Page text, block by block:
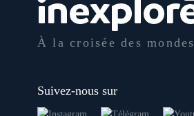
À la croisée des mondes
Suivez-nous sur